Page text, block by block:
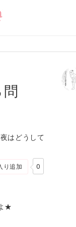
はどうして
り追加 0
★